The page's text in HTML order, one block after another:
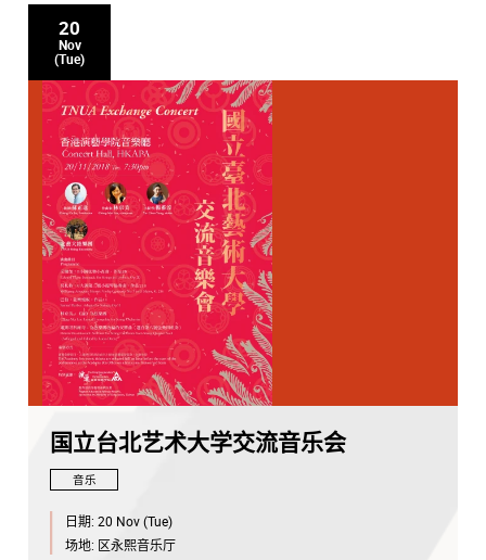
20
Nov
(Tue)
国立台北艺术大学交流音乐会
音乐
日期: 20 Nov (Tue)
场地: 区永熙音乐厅